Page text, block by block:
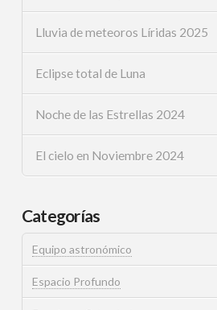
Lluvia de meteoros Líridas 2025
Eclipse total de Luna
Noche de las Estrellas 2024
El cielo en Noviembre 2024
Categorías
Equipo astronómico
Espacio Profundo